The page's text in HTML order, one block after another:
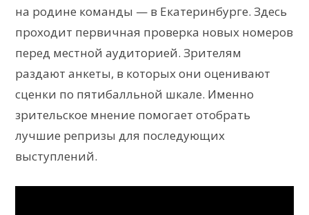
на родине команды — в Екатеринбурге. Здесь
проходит первичная проверка новых номеров
перед местной аудиторией. Зрителям
раздают анкеты, в которых они оценивают
сценки по пятибалльной шкале. Именно
зрительское мнение помогает отобрать
лучшие репризы для последующих
выступлений.